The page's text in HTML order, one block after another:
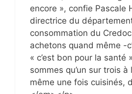
encore », confie Pascale
directrice du
consommation du
achetons quand même -
« c’est bon pour la santé
sommes qu’un sur trois à
même une fois cuisinés,